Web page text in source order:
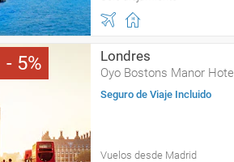
5 Londres
Oyo Bostons Manor Hotel
Seguro de Viaje Incluido
Vuelos desde Madrid